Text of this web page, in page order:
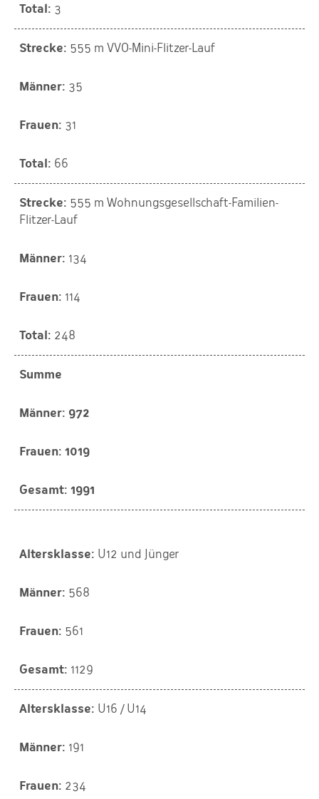
3
555 m VVO-Mini-Flitzer-Lauf
35
31
66
555 m Wohnungsgesellschaft-Familien-
Flitzer-Lauf
134
114
248
Summe
972
1019
1991
U12 und Jünger
568
561
1129
U16 / U14
191
234